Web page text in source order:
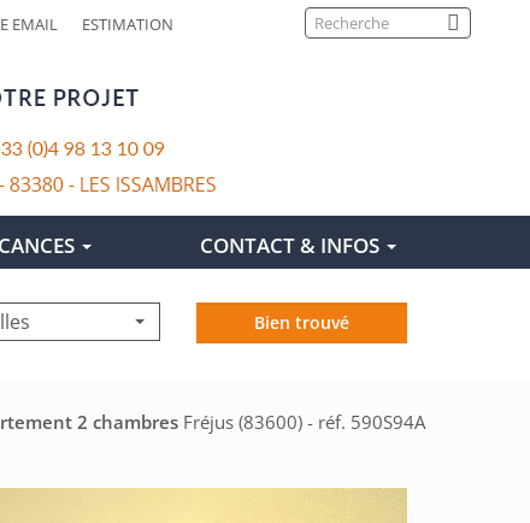
EMAIL ESTIMATION Search
CONTACT & INFOS
Bien trouvé
2 chambres Fréjus (83600) - réf. 590S94A